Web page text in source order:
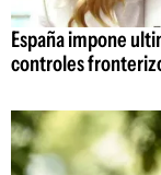
España impone
controles